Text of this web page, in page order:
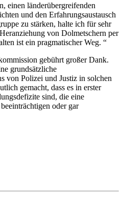
einen länderübergreifenden
und den Erfahrungsaustausch
zu stärken, halte ich für sehr
von Dolmetschern per
ist ein pragmatischer Weg. “
gebührt großer Dank.
grundsätzliche
von Polizei und Justiz in solchen
gemacht, dass es in erster
sind, die eine
oder gar